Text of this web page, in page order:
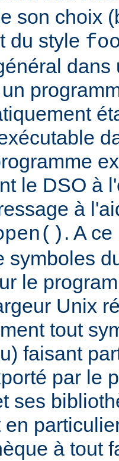
son choix
du style
dans
le DSO à
à
. A
symboles
le
Unix
tout
faisant
par le
ses
en
à tout